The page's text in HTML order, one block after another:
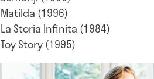
Matilda (1996)
La Storia Infinita (1984)
Toy Story (1995)